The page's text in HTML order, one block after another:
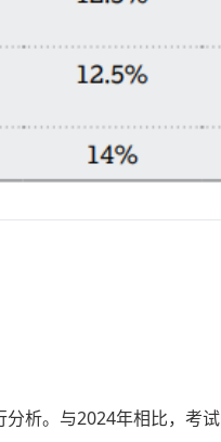
析。与2024年相比，考